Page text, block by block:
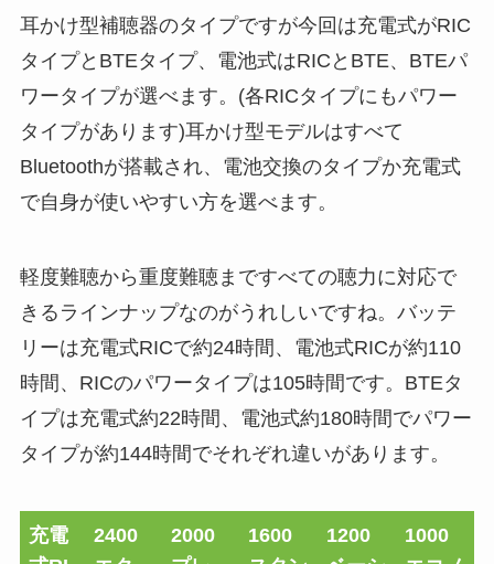
耳かけ型補聴器のタイプですが今回は充電式がRIC
タイプとBTEタイプ、電池式はRICとBTE、BTEパ
ワータイプが選べます。(各RICタイプにもパワー
タイプがあります)耳かけ型モデルはすべて
Bluetoothが搭載され、電池交換のタイプか充電式
で自身が使いやすい方を選べます。
軽度難聴から重度難聴まですべての聴力に対応で
きるラインナップなのがうれしいですね。バッテ
リーは充電式RICで約24時間、電池式RICが約110
時間、RICのパワータイプは105時間です。BTEタ
イプは充電式約22時間、電池式約180時間でパワー
タイプが約144時間でそれぞれ違いがあります。
充電
2400
2000
1600
1200
1000